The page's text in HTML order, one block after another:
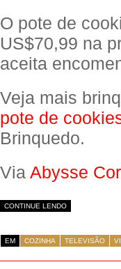
O pote de
US$70,99 na
aceita
Veja mais
pote de
Brinquedo.
Via Abysse
CONTINUE LENDO
EM COZINHA TELEVISÃO